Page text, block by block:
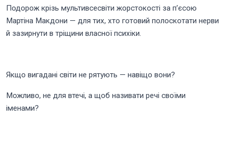
Подорож крізь мультивсесвіти жорстокості за п’єсою
Мартіна Макдони — для тих, хто готовий полоскотати нерви
й зазирнути в тріщини власної психіки.
Якщо вигадані світи не рятують — навіщо вони?
Можливо, не для втечі, а щоб називати речі своїми
іменами?